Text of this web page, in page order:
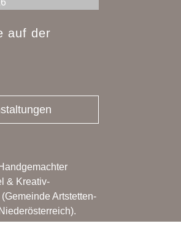
auf der
& Kreativ-
Artstetten-